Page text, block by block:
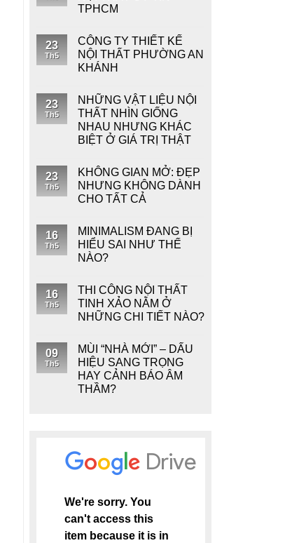
TPHCM
23
Th5
CÔNG TY THIẾT KẾ
NỘI THẤT PHƯỜNG AN
KHÁNH
23
Th5
NHỮNG VẬT LIỆU NỘI
THẤT NHÌN GIỐNG
NHAU NHƯNG KHÁC
BIỆT Ở GIÁ TRỊ THẬT
23
Th5
KHÔNG GIAN MỞ: ĐẸP
NHƯNG KHÔNG DÀNH
CHO TẤT CẢ
16
Th5
MINIMALISM ĐANG BỊ
HIỂU SAI NHƯ THẾ
NÀO?
16
Th5
THI CÔNG NỘI THẤT
TINH XẢO NẰM Ở
NHỮNG CHI TIẾT NÀO?
09
Th5
MÙI “NHÀ MỚI” – DẤU
HIỆU SANG TRỌNG
HAY CẢNH BÁO ÂM
THẦM?